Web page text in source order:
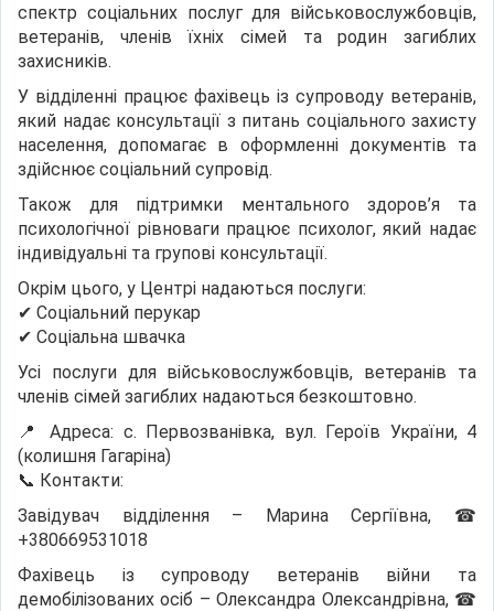
спектр соціальних послуг для військовослужбовців,
ветеранів, членів їхніх сімей та родин загиблих
захисників.
У відділенні працює фахівець із супроводу ветеранів,
який надає консультації з питань соціального захисту
населення, допомагає в оформленні документів та
здійснює соціальний супровід.
Також для підтримки ментального здоров’я та
психологічної рівноваги працює психолог, який надає
індивідуальні та групові консультації.
Окрім цього, у Центрі надаються послуги:
✔ Соціальний перукар
✔ Соціальна швачка
Усі послуги для військовослужбовців, ветеранів та
членів сімей загиблих надаються безкоштовно.
📍 Адреса: с. Первозванівка, вул. Героїв України, 4
(колишня Гагаріна)
📞 Контакти:
Завідувач відділення – Марина Сергіївна, ☎
+380669531018
Фахівець із супроводу ветеранів війни та
демобілізованих осіб – Олександра Олександрівна, ☎